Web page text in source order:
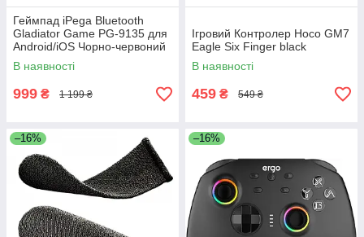
Геймпад iPega Bluetooth
Gladiator Game PG-9135 для
Android/iOS Чорно-червоний
(PG-9135)
В наявності
999 ₴ 1 199 ₴
Ігровий Контролер Hoco GM7
Eagle Six Finger black
В наявності
459 ₴ 549 ₴
–16% –16%